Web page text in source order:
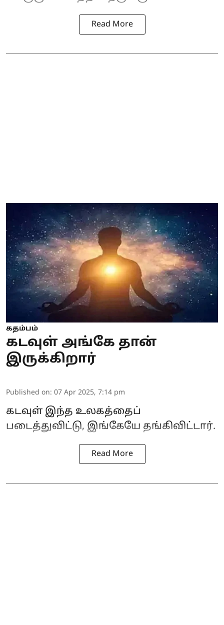
Read More
கதம்பம்
கடவுள் அங்கே தான்
இருக்கிறார்
Published on: 07 Apr 2025, 7:14 pm
கடவுள் இந்த உலகத்தைப்
படைத்துவிட்டு, இங்கேயே தங்கிவிட்டார்.
Read More